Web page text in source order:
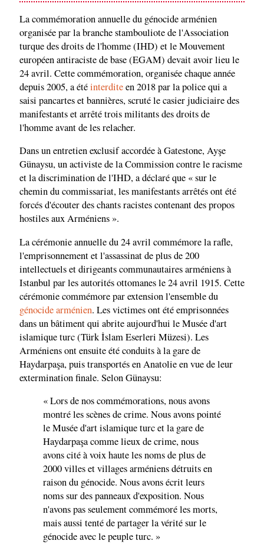
La commémoration annuelle du génocide arménien
organisée par la branche stambouliote de l'Association
turque des droits de l'homme (IHD) et le Mouvement
européen antiraciste de base (EGAM) devait avoir lieu le
24 avril. Cette commémoration, organisée chaque année
depuis 2005, a étéinterditeen 2018 par la police qui a
saisi pancartes et bannières, scruté le casier judiciaire des
manifestants et arrêté trois militants des droits de
l'homme avant de les relacher.
Dans un entretien exclusif accordée à Gatestone, Ayşe
Günaysu, un activiste de la Commission contre le racisme
et la discrimination de l'IHD, a déclaré que « sur le
chemin du commissariat, les manifestants arrêtés ont été
forcés d'écouter des chants racistes contenant des propos
hostiles aux Arméniens ».
La cérémonie annuelle du 24 avril commémore la rafle,
l'emprisonnement et l'assassinat de plus de 200
intellectuels et dirigeants communautaires arméniens à
Istanbul par les autorités ottomanes le 24 avril 1915. Cette
cérémonie commémore par extension l'ensemble du
génocide arménien. Les victimes ont été emprisonnées
dans un bâtiment qui abrite aujourd'hui le Musée d'art
islamique turc (Türk İslam Eserleri Müzesi). Les
Arméniens ont ensuite été conduits à la gare de
Haydarpaşa, puis transportés en Anatolie en vue de leur
extermination finale. Selon Günaysu:
« Lors de nos commémorations, nous avons
montré les scènes de crime. Nous avons pointé
le Musée d'art islamique turc et la gare de
Haydarpaşa comme lieux de crime, nous
avons cité à voix haute les noms de plus de
2000 villes et villages arméniens détruits en
raison du génocide. Nous avons écrit leurs
noms sur des panneaux d'exposition. Nous
n'avons pas seulement commémoré les morts,
mais aussi tenté de partager la vérité sur le
génocide avec le peuple turc. »